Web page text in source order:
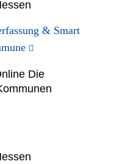
& Smart
Die